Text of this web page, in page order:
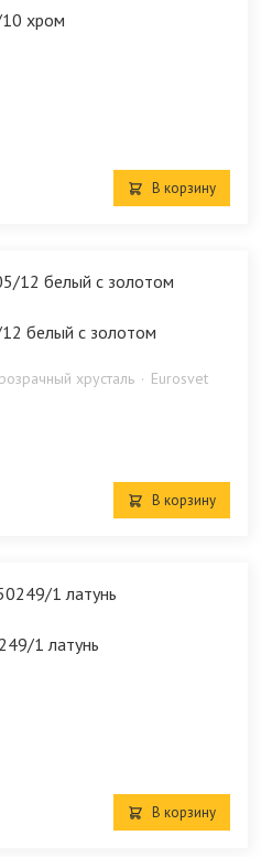
хром
В корзину
белый с золотом
хрусталь Eurosvet
В корзину
1 латунь
В корзину